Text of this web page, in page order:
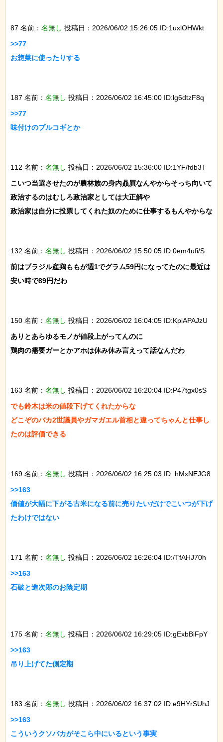
87 名前： 名無し 投稿日：2026/06/02 15:26:05 ID:1uxlOHWkt
>>77
お惣菜に使ったりする
187 名前： 名無し 投稿日：2026/06/02 16:45:00 ID:lg6dtzF8q
>>77
味付けのプルコギとか
112 名前： 名無し 投稿日：2026/06/02 15:36:00 ID:1YF/fdb3T
こいつ当選させたのが農林族の身内贔屓なんやからそっち向いて
政治するのはむしろ政治家としては大正解や
政治家は自分に投票してくれた奴のために仕事するもんやからな
132 名前： 名無し 投稿日：2026/06/02 15:50:05 ID:0em4ufi/S
前はブラジル産鶏ももが週1でグラム59円になってたのに最近は
安い時で89円だわ
150 名前： 名無し 投稿日：2026/06/02 16:04:05 ID:KpiAPAJzU
ありとあらゆるモノが値段上がってんのに
鶏肉の需要ガーとかアホは休み休み言えって話なんだわ
163 名前： 名無し 投稿日：2026/06/02 16:20:04 ID:P47tgx0sS
でも鈴木は米の値段下げてくれたからな
どこぞのバカ2世議員やガマガエル首相と違ってちゃんと仕事し
たのは評価できる
169 名前： 名無し 投稿日：2026/06/02 16:25:03 ID:.hMxNEJG8
>>163
価値が大幅に下がる古米になる前に売りたいだけでこいつが下げ
たわけではない
171 名前： 名無し 投稿日：2026/06/02 16:26:04 ID:/TfAHJ70h
>>163
石破と進次郎のお陰定期
175 名前： 名無し 投稿日：2026/06/02 16:29:05 ID:gExbBiFpY
>>163
吊り上げてた側定期
183 名前： 名無し 投稿日：2026/06/02 16:37:02 ID:e9HYrSUhJ
>>163
こういうクソバカがそこら中にいるという事実